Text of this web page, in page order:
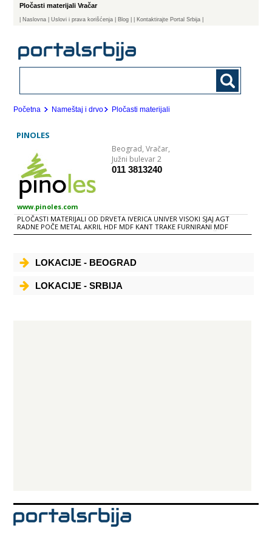
Pločasti materijali Vračar
Naslovna | Uslovi i prava korišćenja Blog | Kontaktirajte Portal Srbija |
Početna Nameštaj i drvo Pločasti materijali
PINOLES
Beograd,Vračar,
Južni bulevar 2
011 3813240
www.pinoles.com
PLOČASTI MATERIJALI OD DRVETA IVERICA UNIVER VISOKI SJAJ AGT
RADNE POČE METAL AKRIL HDF MDF KANT TRAKE FURNIRANI MDF
FURNIRANA IVERICA EKSTRUDIRANA IVERICA EUROLIGHT PLOČE EURO
SISTEMI SUVE GRAĐE TERMO IZOLACIONI MATERIJALI GRAĐEVINSKA
HEMIJA PRAŠKASTI MATERIJALI OSB
LOKACIJE - BEOGRAD
LOKACIJE - SRBIJA